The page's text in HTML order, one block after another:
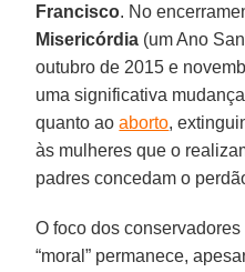
Francisco. No
Misericórdia (um Ano
outubro de 2015 e
uma significativa
quanto aoaborto,
às mulheres que o
padres concedam o
O foco dos
“moral” permanece,